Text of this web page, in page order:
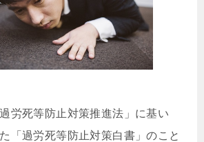
労死等防止対策推進法」に基い
「過労死等防止対策白書」のこと